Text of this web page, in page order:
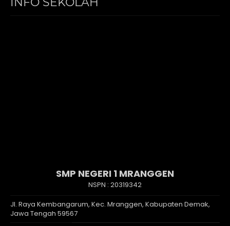
SMP NEGERI 1 MRANGGEN
NSPN : 20319342
Jl. Raya Kembangarum, Kec. Mranggen, Kabupaten Demak,
Jawa Tengah 59567